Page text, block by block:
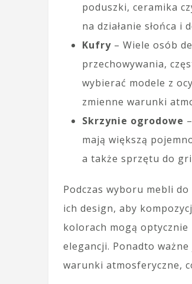
poduszki, ceramika
na działanie słońca i
Kufry – Wiele osób
przechowywania,
wybierać modele z
zmienne warunki
Skrzynie ogrodowe
mają większą
a także sprzętu do
Podczas wyboru mebli
ich design, aby
kolorach mogą
elegancji. Ponadto
warunki atmosferyczne,